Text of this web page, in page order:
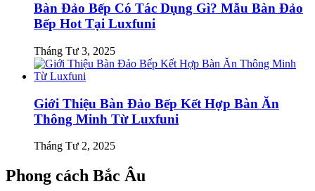
Bàn Đảo Bếp Có Tác Dụng Gì? Mẫu Bàn Đảo
Bếp Hot Tại Luxfuni
Tháng Tư 3, 2025
Giới Thiệu Bàn Đảo Bếp Kết Hợp Bàn Ăn
Thông Minh Từ Luxfuni
Tháng Tư 2, 2025
Phong cách Bắc Âu